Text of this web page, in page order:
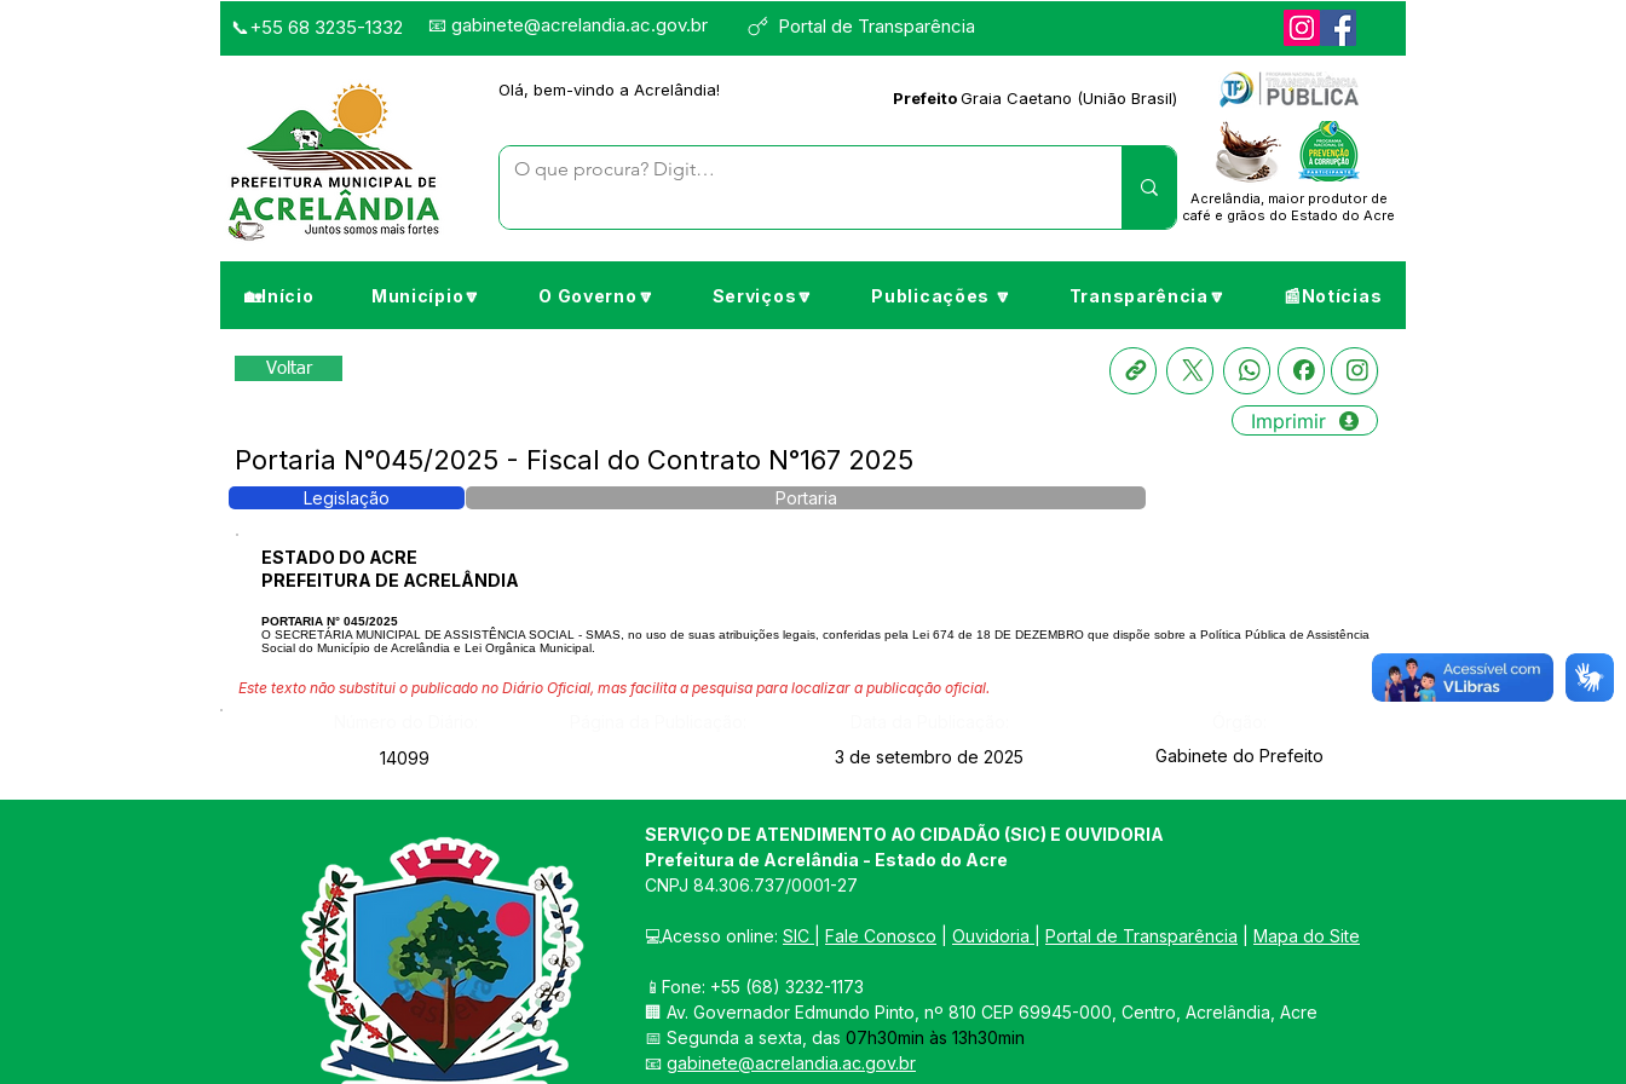
Portal de Transparência
📞+55 68 3235-1332 📧 gabinete@acrelandia.ac.gov.br
Olá, bem-vindo a Acrelândia! PrefeitoGraia Caetano (União Brasil)
Acrelândia, maior produtor de
café e grãos do Estado do Acre
🏡Início Município🔽 O Governo🔽 Serviços🔽 Publicações 🔽 Transparência🔽 📰Notícias
Voltar
Imprimir
Portaria N°045/2025 - Fiscal do Contrato N°167 2025
Legislação Portaria
ESTADO DO ACRE
PREFEITURA DE ACRELÂNDIA
PORTARIA N° 045/2025
O SECRETÁRIA MUNICIPAL DE ASSISTÊNCIA SOCIAL - SMAS, no uso de suas atribuições legais, conferidas pela Lei 674 de 18 DE DEZEMBRO que dispõe sobre a Política Pública de Assistência
Social do Município de Acrelândia e Lei Orgânica Municipal.
Este texto não substitui o publicado no Diário Oficial, mas facilita a pesquisa para localizar a publicação oficial.
14099
3 de setembro de 2025 Gabinete do Prefeito
SERVIÇO DE ATENDIMENTO AO CIDADÃO (SIC) E OUVIDORIA
Prefeitura de Acrelândia - Estado do Acre
CNPJ 84.306.737/0001-27
💻Acesso online: SIC Fale Conosco Ouvidoria Portal de Transparência Mapa do Site
📱Fone: +55 (68) 3232-1173
🏢 Av. Governador Edmundo Pinto, nº 810 CEP 69945-000, Centro, Acrelândia, Acre
📅 Segunda a sexta, das 07h30min às 13h30min
📧 gabinete@acrelandia.ac.gov.br